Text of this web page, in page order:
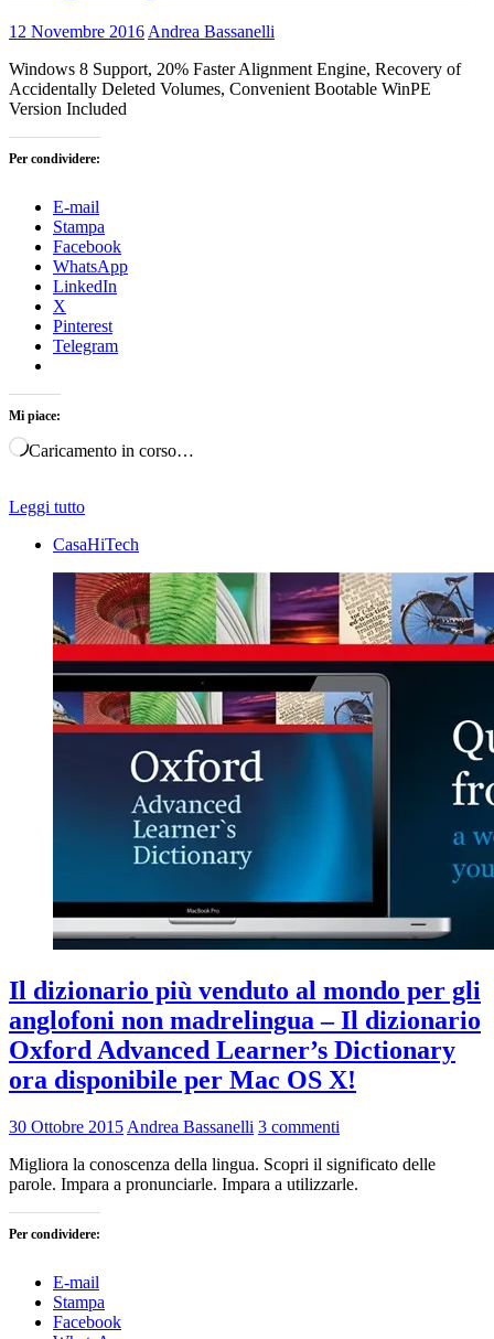
12 Novembre 2016 Andrea Bassanelli
Windows 8 Support, 20% Faster Alignment Engine, Recovery of
Accidentally Deleted Volumes, Convenient Bootable WinPE
Version Included
Per condividere:
E-mail
Stampa
Facebook
WhatsApp
LinkedIn
X
Pinterest
Telegram
Mi piace:
Caricamento in corso…
Leggi tutto
CasaHiTech
Il dizionario più venduto al mondo per gli
anglofoni non madrelingua – Il dizionario
Oxford Advanced Learner’s Dictionary
ora disponibile per Mac OS X!
30 Ottobre 2015 Andrea Bassanelli 3 commenti
Migliora la conoscenza della lingua. Scopri il significato delle
parole. Impara a pronunciarle. Impara a utilizzarle.
Per condividere:
E-mail
Stampa
Facebook